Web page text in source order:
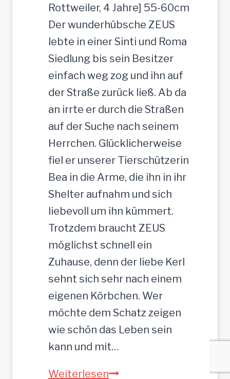
Rottweiler, 4 Jahre] 55-60cm
Der wunderhübsche ZEUS
lebte in einer Sinti und Roma
Siedlung bis sein Besitzer
einfach weg zog und ihn auf
der Straße zurück ließ. Ab da
an irrte er durch die Straßen
auf der Suche nach seinem
Herrchen. Glücklicherweise
fiel er unserer Tierschützerin
Bea in die Arme, die ihn in ihr
Shelter aufnahm und sich
liebevoll um ihn kümmert.
Trotzdem braucht ZEUS
möglichst schnell ein
Zuhause, denn der liebe Kerl
sehnt sich sehr nach einem
eigenen Körbchen. Wer
möchte dem Schatz zeigen
wie schön das Leben sein
kann und mit…
WeiterlesenZEUS